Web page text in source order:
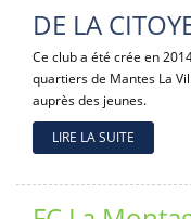
DE LA
Ce club a été crée en
quartiers de Mantes La
auprès des jeunes.
LIRE LA SUITE